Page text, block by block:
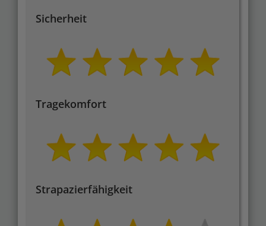
Sicherheit
Tragekomfort
Strapazierfähigkeit